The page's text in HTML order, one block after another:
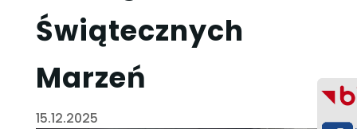
Świątecznych
Marzeń
15.12.2025